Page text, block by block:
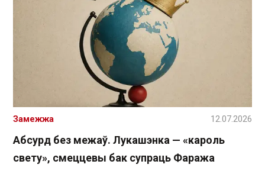
Абсурд без межаў. Лукашэнка — «кароль
свету», смеццевы бак супраць Фаража
Замежжа 12.07.2026